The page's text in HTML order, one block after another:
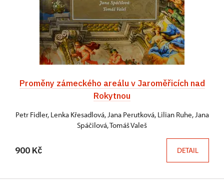
Proměny zámeckého areálu v Jaroměřicích nad
Rokytnou
Petr Fidler, Lenka Křesadlová, Jana Perutková, Lilian Ruhe, Jana
Spáčilová, Tomáš Valeš
900 Kč DETAIL